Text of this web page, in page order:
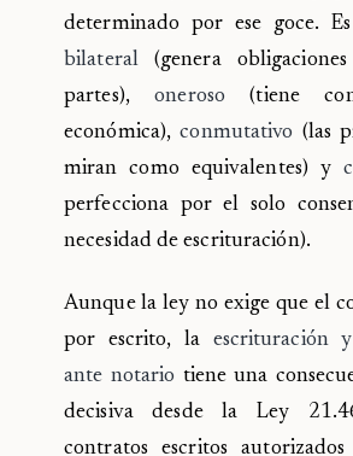
determinado por ese goce.
bilateral(genera
partes),oneroso (tiene
económica),conmutativo (las
miran como equivalentes) y
perfecciona por el solo
necesidad de escrituración).
Aunque la ley no exige que el
por escrito, la escrituración
ante notario tiene una
decisiva desde la Ley
contratos escritos